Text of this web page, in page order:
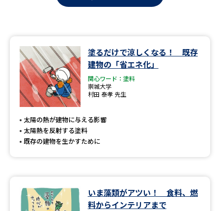
過去問題集
大学・短大以外の資料から請求
専門学校の資料請求 大学院の資料請求
留学・進学関連、塾・予備校
高等学校（情報）教員資格認定
塗るだけで涼しくなる！ 既存
建物の「省エネ化」
関心ワード：塗料
崇城大学
村田 泰孝 先生
太陽の熱が建物に与える影響
太陽熱を反射する塗料
既存の建物を生かすために
いま藻類がアツい！ 食料、燃
料からインテリアまで